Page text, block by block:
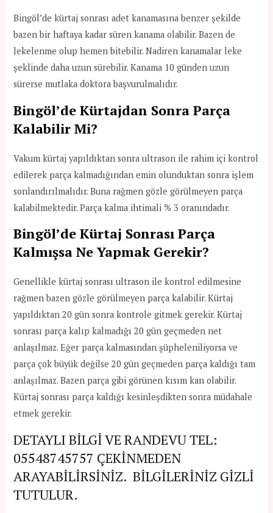
Bingöl’de kürtaj sonrası adet kanamasına benzer şekilde
bazen bir haftaya kadar süren kanama olabilir. Bazen de
lekelenme olup hemen bitebilir. Nadiren kanamalar leke
şeklinde daha uzun sürebilir. Kanama 10 günden uzun
sürerse mutlaka doktora başvurulmalıdır.
Bingöl’de Kürtajdan Sonra Parça
Kalabilir Mi?
Vakum kürtaj yapıldıktan sonra ultrason ile rahim içi kontrol
edilerek parça kalmadığından emin olunduktan sonra işlem
sonlandırılmalıdır. Buna rağmen gözle görülmeyen parça
kalabilmektedir. Parça kalma ihtimali % 3 oranındadır.
Bingöl’de Kürtaj Sonrası Parça
Kalmışsa Ne Yapmak Gerekir?
Genellikle kürtaj sonrası ultrason ile kontrol edilmesine
rağmen bazen gözle görülmeyen parça kalabilir. Kürtaj
yapıldıktan 20 gün sonra kontrole gitmek gerekir. Kürtaj
sonrası parça kalıp kalmadığı 20 gün geçmeden net
anlaşılmaz. Eğer parça kalmasından şüpheleniliyorsa ve
parça çok büyük değilse 20 gün geçmeden parça kaldığı tam
anlaşılmaz. Bazen parça gibi görünen kısım kan olabilir.
Kürtaj sonrası parça kaldığı kesinleşdikten sonra müdahale
etmek gerekir.
DETAYLI BİLGİ VE RANDEVU TEL:
05548745757 ÇEKİNMEDEN
ARAYABİLİRSİNİZ. BİLGİLERİNİZ GİZLİ
TUTULUR.